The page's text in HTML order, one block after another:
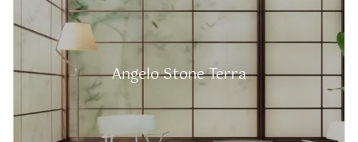
Angelo Stone Terra